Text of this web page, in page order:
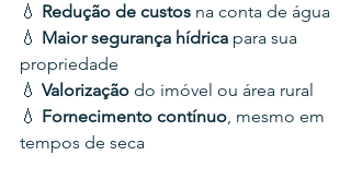
💧 Redução de custos na conta de água
💧 Maior segurança hídrica para sua
propriedade
💧 Valorização do imóvel ou área rural
💧 Fornecimento contínuo, mesmo em
tempos de seca